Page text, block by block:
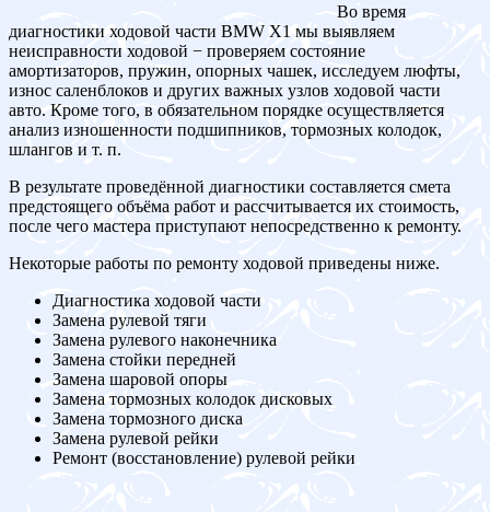
Во время
диагностики ходовой части BMW X1 мы выявляем
неисправности ходовой − проверяем состояние
амортизаторов, пружин, опорных чашек, исследуем люфты,
износ саленблоков и других важных узлов ходовой части
авто. Кроме того, в обязательном порядке осуществляется
анализ изношенности подшипников, тормозных колодок,
шлангов и т. п.
В результате проведённой диагностики составляется смета
предстоящего объёма работ и рассчитывается их стоимость,
после чего мастера приступают непосредственно к ремонту.
Некоторые работы по ремонту ходовой приведены ниже.
Диагностика ходовой части
Замена рулевой тяги
Замена рулевого наконечника
Замена стойки передней
Замена шаровой опоры
Замена тормозных колодок дисковых
Замена тормозного диска
Замена рулевой рейки
Ремонт (восстановление) рулевой рейки